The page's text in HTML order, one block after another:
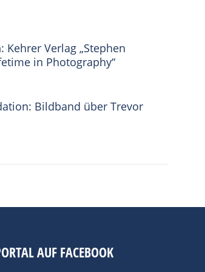
Kehrer Verlag „Stephen
in Photography“
Bildband über Trevor
AUF FACEBOOK